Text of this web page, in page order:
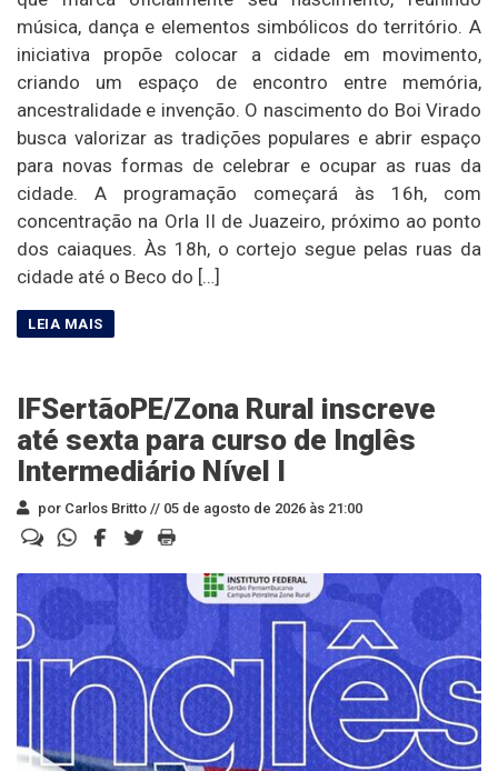
música, dança e elementos simbólicos do território. A
iniciativa propõe colocar a cidade em movimento,
criando um espaço de encontro entre memória,
ancestralidade e invenção. O nascimento do Boi Virado
busca valorizar as tradições populares e abrir espaço
para novas formas de celebrar e ocupar as ruas da
cidade. A programação começará às 16h, com
concentração na Orla II de Juazeiro, próximo ao ponto
dos caiaques. Às 18h, o cortejo segue pelas ruas da
cidade até o Beco do […]
IFSertãoPE/Zona Rural inscreve
até sexta para curso de Inglês
Intermediário Nível I
por Carlos Britto // 05 de agosto de 2026 às 21:00